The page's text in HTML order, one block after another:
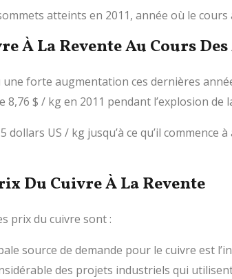
atteints en 2011, année où le cours
À La Revente Au Cours
forte augmentation ces dernières
$ / kg en 2011 pendant l’explosion de
dollars US / kg jusqu’à ce qu’il
Du Cuivre À La Revente
prix du cuivre sont :
source de demande pour le cuivre est
des projets industriels qui